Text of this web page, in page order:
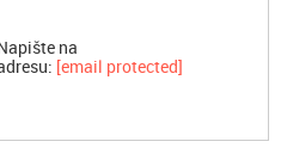
na
[email protected]